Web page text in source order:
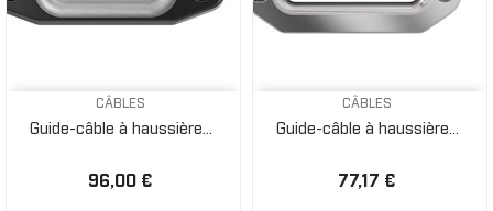
CÂBLES
Guide-câble à haussière...
96,00 €
CÂBLES
Guide-câble à haussière...
77,17 €